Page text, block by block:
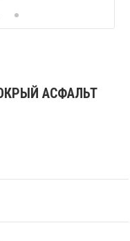
АСФАЛЬТ